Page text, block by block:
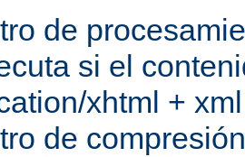
de
si el
xhtml +
de